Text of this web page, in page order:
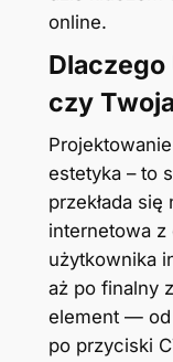
online.
czy
estetyka – to
przekłada
internetowa z
użytkownika
aż po finalny
element — od
po przyciski